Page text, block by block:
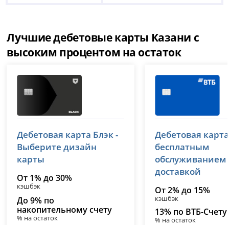
Лучшие дебетовые карты Казани с
высоким процентом на остаток
лицензия № 2673
Дебетовая карта Блэк -
Выберите дизайн
карты
От 1% до 30%
кэшбэк
До 9% по
накопительному счету
% на остаток
лицензия № 1000
Дебетовая
бесплатным
обслуживанием
доставкой
От 2% до 15%
кэшбэк
13% по ВТБ-Счету
% на остаток